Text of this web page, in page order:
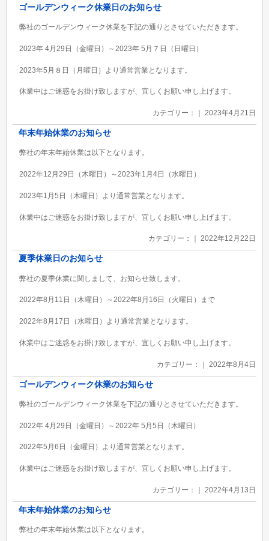
ゴールデンウィーク休業日のお知らせ
弊社のゴールデンウィーク休業を下記の通りとさせていただきます。
2023年 4月29日（金曜日）～2023年 5月７日（日曜日）
2023年5月８日（月曜日）より通常営業となります。
休業中はご迷惑をお掛け致しますが、宜しくお願い申し上げます。
カテゴリー：｜ 2023年4月21日
年末年始休業のお知らせ
弊社の年末年始休業は以下となります。
2022年12月29日（木曜日）～2023年1月4日（水曜日）
2023年1月5日（木曜日）より通常営業となります。
休業中はご迷惑をお掛け致しますが、宜しくお願い申し上げます。
カテゴリー：｜ 2022年12月22日
夏季休業日のお知らせ
弊社の夏季休業に関しまして、お知らせ致します。
2022年8月11日（木曜日）～2022年8月16日（火曜日）まで
2022年8月17日（水曜日）より通常営業となります。
休業中はご迷惑をお掛け致しますが、宜しくお願い申し上げます。
カテゴリー：｜ 2022年8月4日
ゴールデンウィーク休業のお知らせ
弊社のゴールデンウィーク休業を下記の通りとさせていただきます。
2022年 4月29日（金曜日）～2022年 5月5日（木曜日）
2022年5月6日（金曜日）より通常営業となります。
休業中はご迷惑をお掛け致しますが、宜しくお願い申し上げます。
カテゴリー：｜ 2022年4月13日
年末年始休業のお知らせ
弊社の年末年始休業は以下となります。